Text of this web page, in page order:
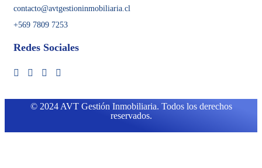
contacto@avtgestioninmobiliaria.cl
+569 7809 7253
Redes Sociales
© 2024 AVT Gestión Inmobiliaria. Todos los derechos
reservados.